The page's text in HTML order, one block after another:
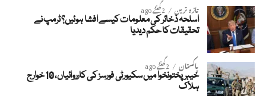
تازہ ترین 2 گھنٹے ago
اسلحہ ذخائر کی معلومات کیسے افشا ہوئیں؟ ٹرمپ نے
تحقیقات کا حکم دیدیا
پاکستان 2 گھنٹے ago
خیبرپختونخوا میں سکیورٹی فورسز کی کارروائیاں، 10 خوارج
ہلاک